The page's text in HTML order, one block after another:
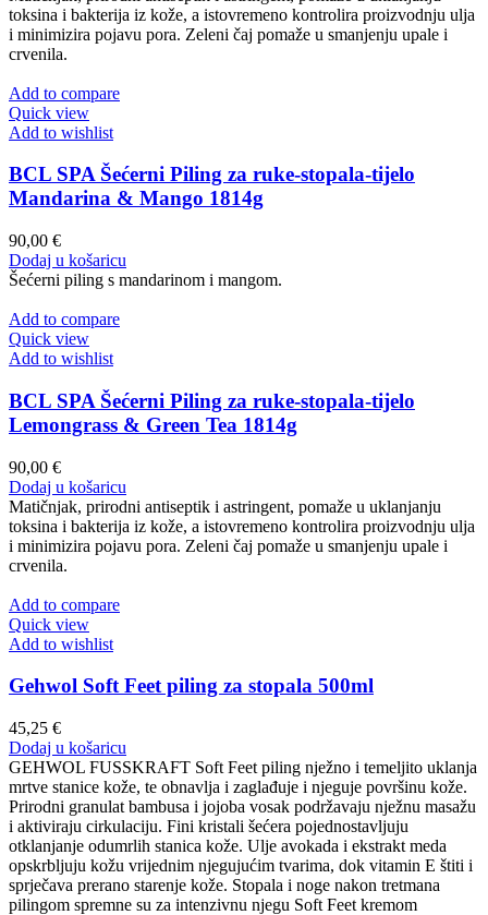
toksina i bakterija iz kože, a istovremeno kontrolira proizvodnju ulja
i minimizira pojavu pora. Zeleni čaj pomaže u smanjenju upale i
crvenila.
Add to compare
Quick view
Add to wishlist
BCL SPA Šećerni Piling za ruke-stopala-tijelo
Mandarina & Mango 1814g
90,00 €
Dodaj u košaricu
Šećerni piling s mandarinom i mangom.
Add to compare
Quick view
Add to wishlist
BCL SPA Šećerni Piling za ruke-stopala-tijelo
Lemongrass & Green Tea 1814g
90,00 €
Dodaj u košaricu
Matičnjak, prirodni antiseptik i astringent, pomaže u uklanjanju
toksina i bakterija iz kože, a istovremeno kontrolira proizvodnju ulja
i minimizira pojavu pora. Zeleni čaj pomaže u smanjenju upale i
crvenila.
Add to compare
Quick view
Add to wishlist
Gehwol Soft Feet piling za stopala 500ml
45,25 €
Dodaj u košaricu
GEHWOL FUSSKRAFT Soft Feet piling nježno i temeljito uklanja
mrtve stanice kože, te obnavlja i zaglađuje i njeguje površinu kože.
Prirodni granulat bambusa i jojoba vosak podržavaju nježnu masažu
i aktiviraju cirkulaciju. Fini kristali šećera pojednostavljuju
otklanjanje odumrlih stanica kože. Ulje avokada i ekstrakt meda
opskrbljuju kožu vrijednim njegujućim tvarima, dok vitamin E štiti i
sprječava prerano starenje kože. Stopala i noge nakon tretmana
pilingom spremne su za intenzivnu njegu Soft Feet kremom